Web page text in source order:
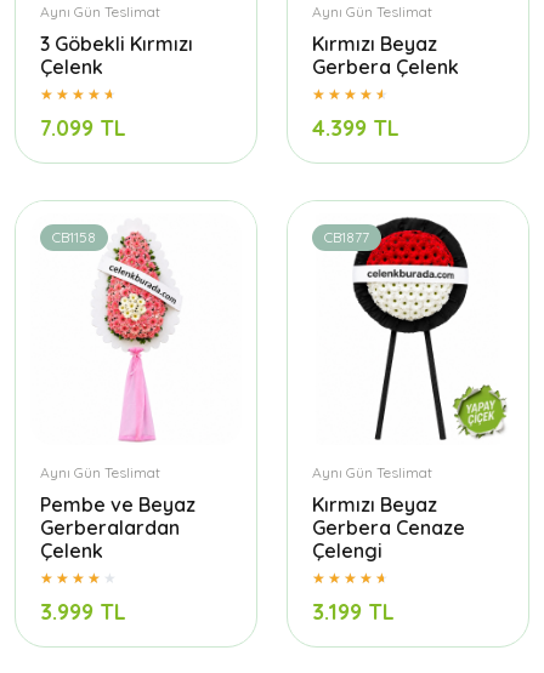
Aynı Gün Teslimat
3 Göbekli Kırmızı
Çelenk
7.099 TL
Aynı Gün Teslimat
Kırmızı Beyaz
Gerbera Çelenk
4.399 TL
CB1158
Aynı Gün Teslimat
Pembe ve Beyaz
Gerberalardan
Çelenk
3.999 TL
CB1877
Aynı Gün Teslimat
Kırmızı Beyaz
Gerbera Cenaze
Çelengi
3.199 TL